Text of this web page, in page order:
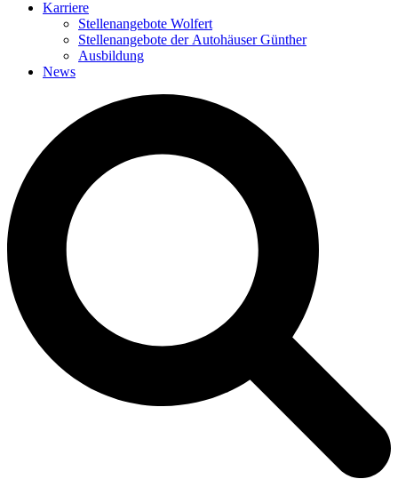
Karriere
Stellenangebote Wolfert
Stellenangebote der Autohäuser Günther
Ausbildung
News